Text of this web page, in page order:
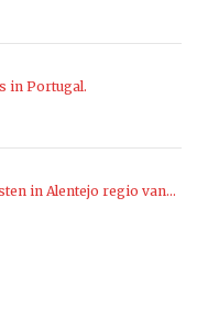
in Portugal.
in Alentejo regio van…